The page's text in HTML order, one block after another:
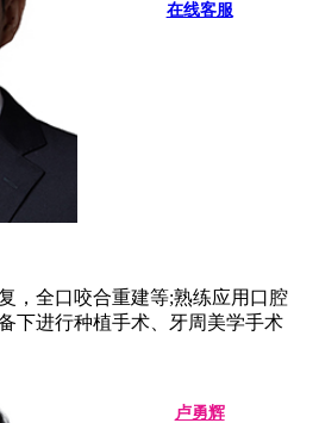
在线客服
，全口咬合重建等;熟练应用口腔
下进行种植手术、牙周美学手术
卢勇辉